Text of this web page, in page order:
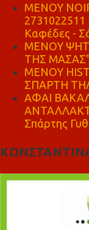
MENOY
Καφέδες -
ΜΕΝΟΥ
ΤΗΣ
ΜΕΝΟΥ
ΣΠΑΡΤΗ
ΑΦΑΙ
Σπάρτης